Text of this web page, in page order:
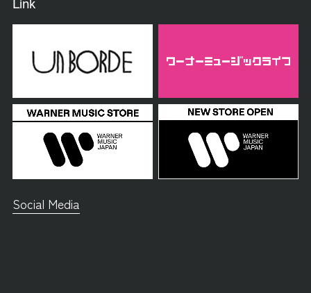
Link
Social Media